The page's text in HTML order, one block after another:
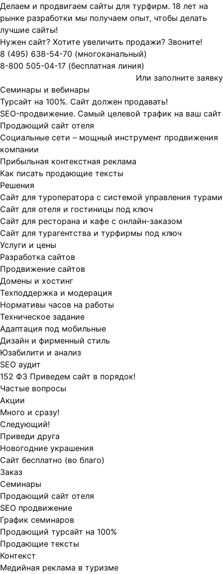
Делаем и продвигаем сайты для турфирм. 18 лет на
рынке разработки мы получаем опыт, чтобы делать
лучшие сайты!
Нужен сайт? Хотите увеличить продажи? Звоните!
8 (495) 638-54-70 (многоканальный)
8-800 505-04-17 (бесплатная линия)
Или заполните заявку
Семинары и вебинары
Турсайт на 100%. Сайт должен продавать!
SEO-продвижение. Самый целевой трафик на ваш сайт
Продающий сайт отеля
Социальные сети – мощный инструмент продвижения
компании
Прибыльная контекстная реклама
Как писать продающие тексты
Решения
Сайт для туроператора с системой управления турами
Сайт для отеля и гостиницы под ключ
Сайт для ресторана и кафе с онлайн-заказом
Сайт для турагентства и турфирмы под ключ
Услуги и цены
Разработка сайтов
Продвижение сайтов
Домены и хостинг
Техподдержка и модерация
Нормативы часов на работы
Техническое задание
Адаптация под мобильные
Дизайн и фирменный стиль
Юзабилити и анализ
SEO аудит
152 ФЗ Приведем сайт в порядок!
Частые вопросы
Акции
Много и сразу!
Следующий!
Приведи друга
Новогодние украшения
Сайт бесплатно (во благо)
Заказ
Cеминары
Продающий сайт отеля
SEO продвижение
График семинаров
Продающий турсайт на 100%
Продающие тексты
Контекст
Медийная реклама в туризме